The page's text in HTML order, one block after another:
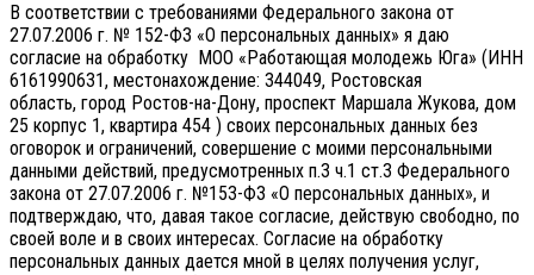
В соответствии с требованиями Федерального закона от
27.07.2006 г. № 152-ФЗ «О персональных данных» я даю
согласие на обработку МОО «Работающая молодежь Юга» (ИНН
6161990631, местонахождение: 344049, Ростовская
область, город Ростов-на-Дону, проспект Маршала Жукова, дом
25 корпус 1, квартира 454 ) своих персональных данных без
оговорок и ограничений, совершение с моими персональными
данными действий, предусмотренных п.3 ч.1 ст.3 Федерального
закона от 27.07.2006 г. №153-ФЗ «О персональных данных», и
подтверждаю, что, давая такое согласие, действую свободно, по
своей воле и в своих интересах. Согласие на обработку
персональных данных дается мной в целях получения услуг,